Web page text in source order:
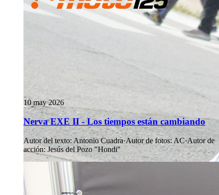
10 may 2026
Nerva EXE II - Los tiempos están cambiando
Autor del texto: Antonio Cuadra·Autor de fotos: AC·Autor de
acción: Jesús del Pozo "Hondi"